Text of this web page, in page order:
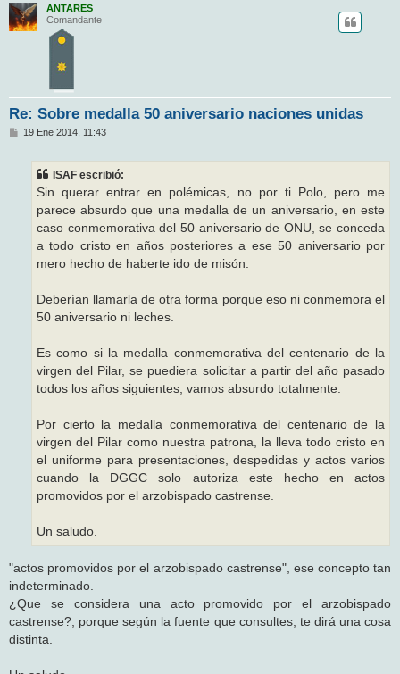
ANTARES
Comandante
Re: Sobre medalla 50 aniversario naciones unidas
M19 Ene 2014, 11:43
ISAF escribió:
Sin querar entrar en polémicas, no por ti Polo, pero me
parece absurdo que una medalla de un aniversario, en este
caso conmemorativa del 50 aniversario de ONU, se conceda
a todo cristo en años posteriores a ese 50 aniversario por
mero hecho de haberte ido de misón.
Deberían llamarla de otra forma porque eso ni conmemora el
50 aniversario ni leches.
Es como si la medalla conmemorativa del centenario de la
virgen del Pilar, se puediera solicitar a partir del año pasado
todos los años siguientes, vamos absurdo totalmente.
Por cierto la medalla conmemorativa del centenario de la
virgen del Pilar como nuestra patrona, la lleva todo cristo en
el uniforme para presentaciones, despedidas y actos varios
cuando la DGGC solo autoriza este hecho en actos
promovidos por el arzobispado castrense.
Un saludo.
"actos promovidos por el arzobispado castrense", ese concepto tan
indeterminado.
¿Que se considera una acto promovido por el arzobispado
castrense?, porque según la fuente que consultes, te dirá una cosa
distinta.